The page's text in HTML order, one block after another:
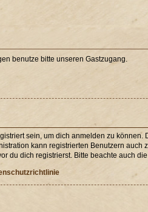
benutze bitte unseren Gastzugang.
sein, um dich anmelden zu
kann registrierten Benutzern
du dich registrierst. Bitte beachte auch